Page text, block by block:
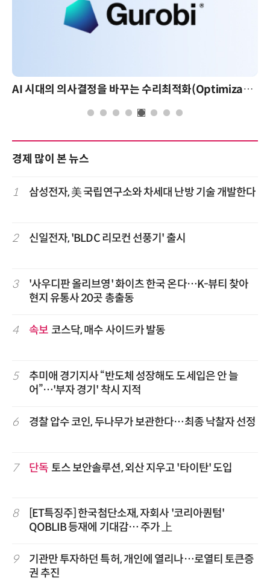
AI 시대의 의사결정을 바꾸는 수리최적화(Optimization): 실제 산업 적용 사례와 활용 전략
경제 많이 본 뉴스
1 삼성전자, 美 국립연구소와 차세대 난방 기술 개발한다
2 신일전자, 'BLDC 리모컨 선풍기' 출시
3
'사우디판 올리브영' 화이츠 한국 온다…K-뷰티 찾아
현지 유통사 20곳 총출동
4 속보 코스닥, 매수 사이드카 발동
5
추미애 경기지사 “반도체 성장해도 도세입은 안 늘
어”…'부자 경기' 착시 지적
6 경찰 압수 코인, 두나무가 보관한다…최종 낙찰자 선정
7 단독 토스 보안솔루션, 외산 지우고 '타이탄' 도입
8
[ET특징주] 한국첨단소재, 자회사 '코리아퀀텀'
QOBLIB 등재에 기대감… 주가 上
9
기관만 투자하던 특허, 개인에 열리나…로열티 토큰증
권 추진